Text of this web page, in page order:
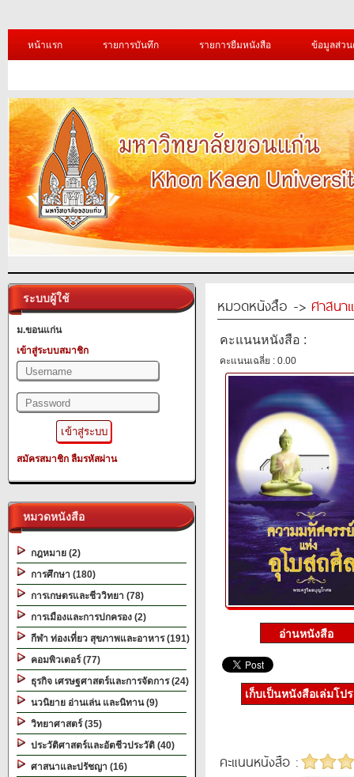
หน้าแรก รายการบันทึก รายการยืมหนังสือ ข้อมูลส่ว
ระบบผู้ใช้
ม.ขอนแก่น
เข้าสู่ระบบสมาชิก
สมัครสมาชิก ลืมรหัสผ่าน
หมวดหนังสือ
กฎหมาย (2)
การศึกษา (180)
การเกษตรและชีววิทยา (78)
การเมืองและการปกครอง (2)
กีฬา ท่องเที่ยว สุขภาพและอาหาร (191)
คอมพิวเตอร์ (77)
ธุรกิจ เศรษฐศาสตร์และการจัดการ (24)
นวนิยาย อ่านเล่น และนิทาน (9)
วิทยาศาสตร์ (35)
ประวัติศาสตร์และอัตชีวประวัติ (40)
ศาสนาและปรัชญา (16)
หมวดหนังสือ -> ศาสนา
คะแนนหนังสือ :
คะแนนเฉลี่ย : 0.00
เก็บเป็นหนังสือเล่มโป
คะแนนหนังสือ :